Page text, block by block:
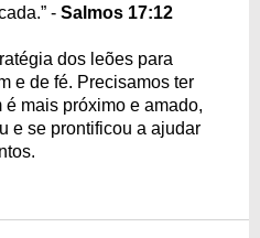
- Salmos 17:12
dos leões para
e de fé. Precisamos ter
mais próximo e amado,
e se prontificou a ajudar